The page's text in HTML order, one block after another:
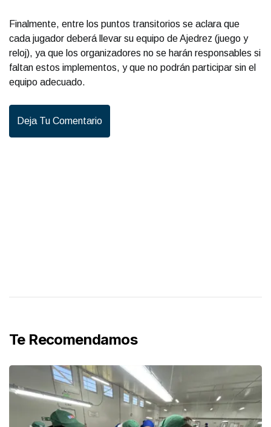
Finalmente, entre los puntos transitorios se aclara que
cada jugador deberá llevar su equipo de Ajedrez (juego y
reloj), ya que los organizadores no se harán responsables si
faltan estos implementos, y que no podrán participar sin el
equipo adecuado.
Deja Tu Comentario
Te Recomendamos